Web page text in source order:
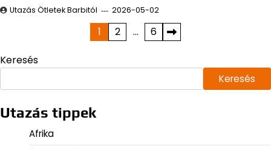
Utazás Ötletek Barbitól 2026-05-02
lapozása
1 2 … 6
Keresés
Keresés
Utazás tippek
Afrika